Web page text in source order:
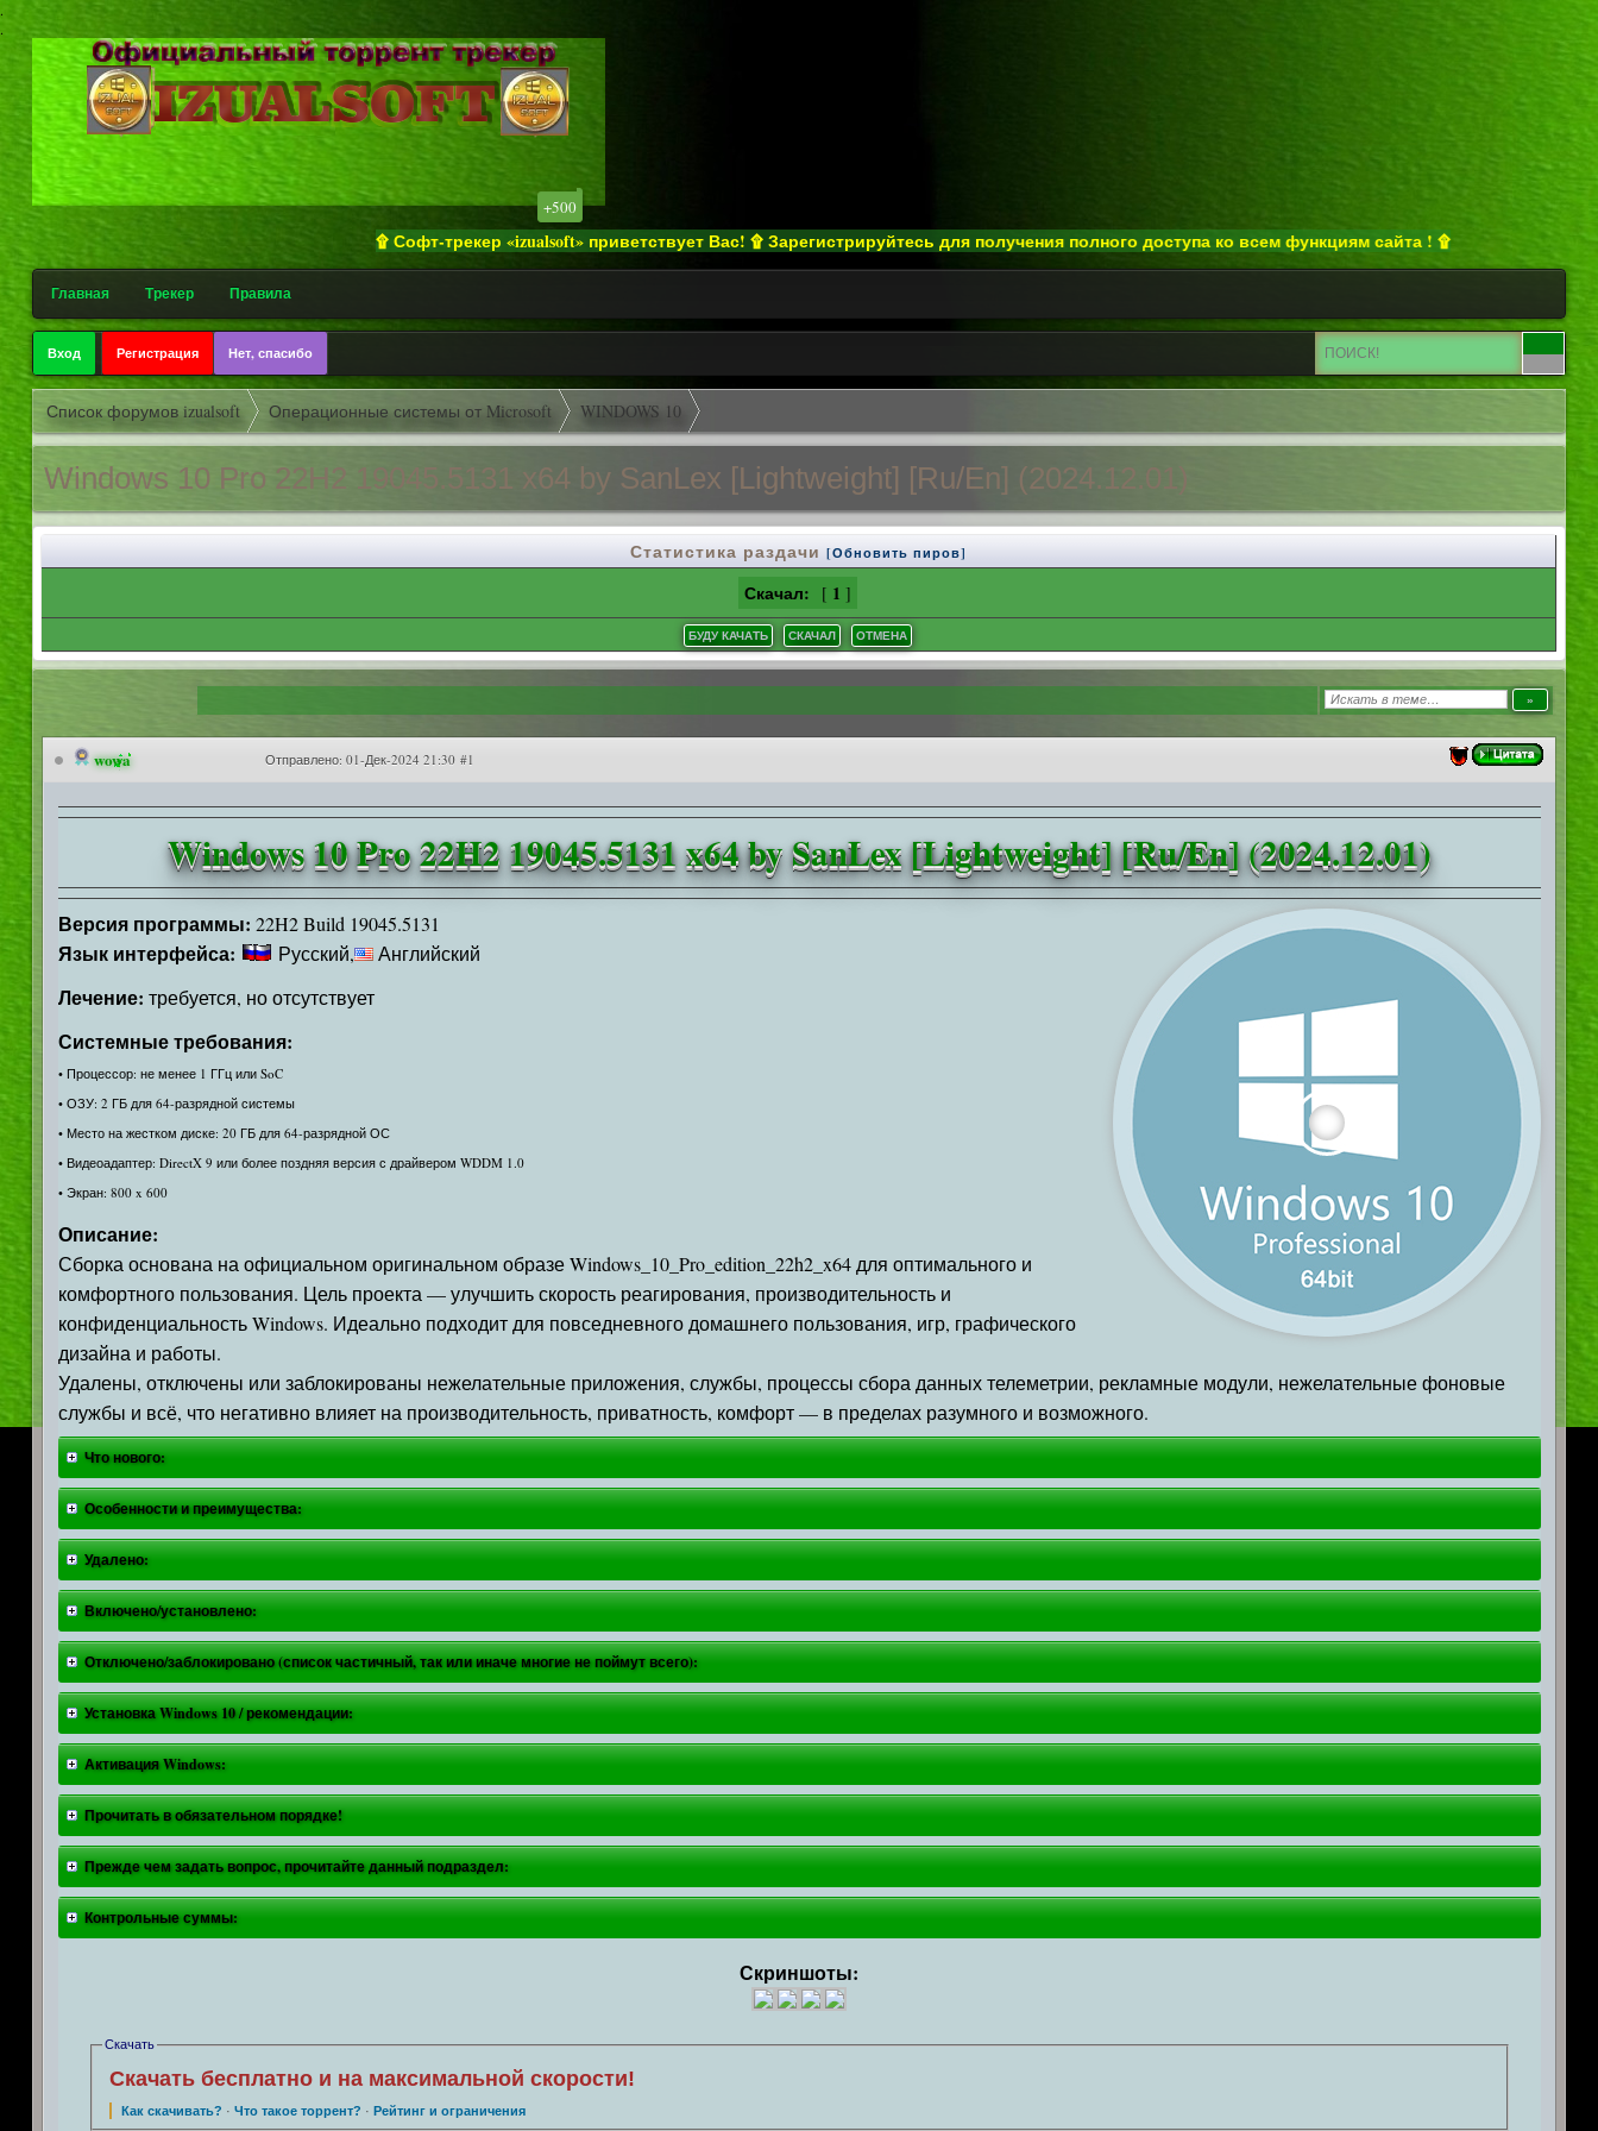
.
.
+500
۩ Софт-трекер «izualsoft» приветствует Вас! ۩ Зарегистрируйтесь для получения полного доступа ко всем функциям сайта ! ۩
Главная Трекер Правила
Вход Регистрация Нет, спасибо
Список форумов izualsoft Операционные системы от Microsoft WINDOWS 10
Windows 10 Pro 22H2 19045.5131 x64 by SanLex [Lightweight] [Ru/En] (2024.12.01)
Статистика раздачи [Обновить пиров]
Скачал: [ 1 ]
wowa Отправлено: 01-Дек-2024 21:30 #1
Windows 10 Pro 22H2 19045.5131 x64 by SanLex [Lightweight] [Ru/En] (2024.12.01)
Версия программы: 22H2 Build 19045.5131
Язык интерфейса: Русский, Английский
Лечение: требуется, но отсутствует
Системные требования:
• Процессор: не менее 1 ГГц или SoC
• ОЗУ: 2 ГБ для 64-разрядной системы
• Место на жестком диске: 20 ГБ для 64-разрядной ОС
• Видеоадаптер: DirectX 9 или более поздняя версия с драйвером WDDM 1.0
• Экран: 800 x 600
Описание:
Сборка основана на официальном оригинальном образе Windows_10_Pro_edition_22h2_x64 для оптимального и
комфортного пользования. Цель проекта — улучшить скорость реагирования, производительность и
конфиденциальность Windows. Идеально подходит для повседневного домашнего пользования, игр, графического
дизайна и работы.
Удалены, отключены или заблокированы нежелательные приложения, службы, процессы сбора данных телеметрии, рекламные модули, нежелательные фоновые
службы и всё, что негативно влияет на производительность, приватность, комфорт — в пределах разумного и возможного.
Что нового:
Особенности и преимущества:
Удалено:
Включено/установлено:
Отключено/заблокировано (список частичный, так или иначе многие не поймут всего):
Установка Windows 10 / рекомендации:
Активация Windows:
Прочитать в обязательном порядке!
Прежде чем задать вопрос, прочитайте данный подраздел:
Контрольные суммы:
Скриншоты:
Скачать
Скачать бесплатно и на максимальной скорости!
Как скачивать? ·Что такое торрент? ·Рейтинг и ограничения